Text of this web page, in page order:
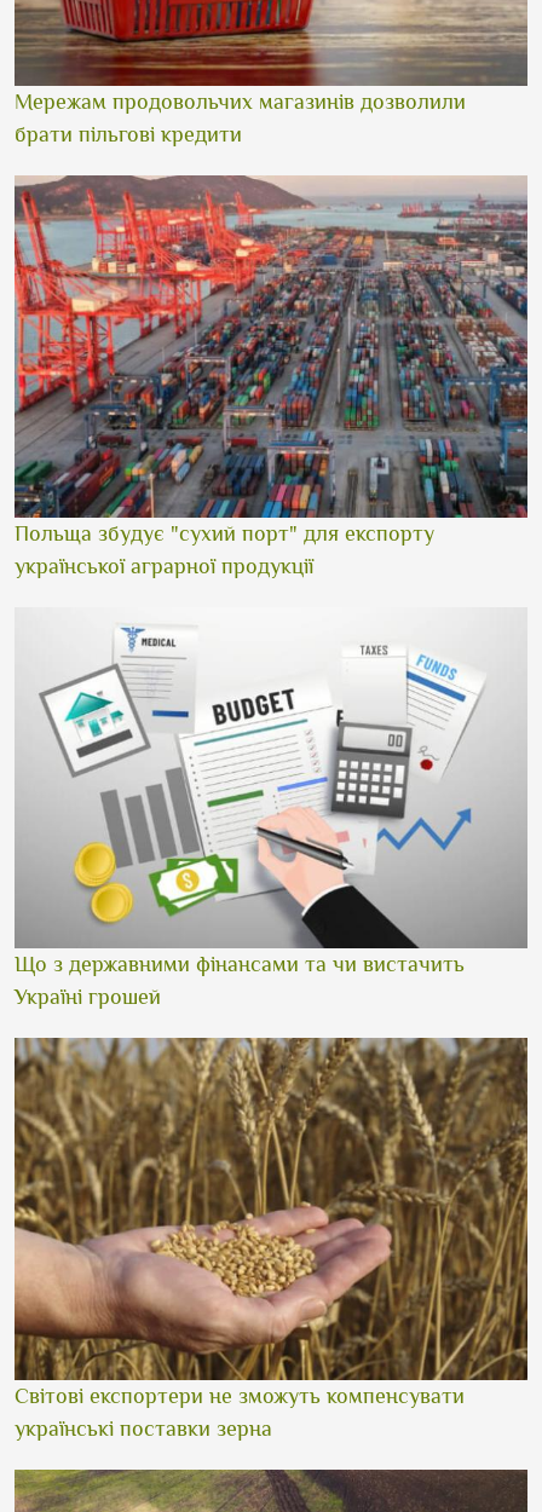
Мережам продовольчих магазинів дозволили
брати пільгові кредити
Польща збудує "сухий порт" для експорту
української аграрної продукції
Що з державними фінансами та чи вистачить
Україні грошей
Світові експортери не зможуть компенсувати
українські поставки зерна